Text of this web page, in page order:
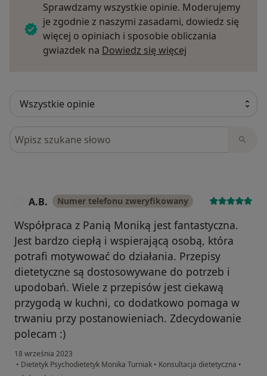
Sprawdzamy wszystkie opinie. Moderujemy
je zgodnie z naszymi zasadami, dowiedz się
więcej o opiniach i sposobie obliczania
gwiazdek na Dowiedz się więcej
Szukaj w opiniach
A.B. Numer telefonu zweryfikowany
Współpraca z Panią Moniką jest fantastyczna.
Jest bardzo ciepłą i wspierającą osobą, która
potrafi motywować do działania. Przepisy
dietetyczne są dostosowywane do potrzeb i
upodobań. Wiele z przepisów jest ciekawą
przygodą w kuchni, co dodatkowo pomaga w
trwaniu przy postanowieniach. Zdecydowanie
polecam :)
18 września 2023
• Dietetyk Psychodietetyk Monika Turniak • Konsultacja dietetyczna •